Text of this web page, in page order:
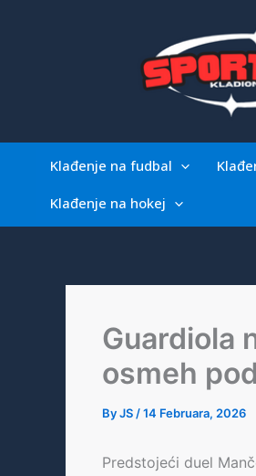
Klađenje na fudbal
Klađenje na hokej
Guardiola
osmeh
ByJS /14 Februara, 2026
Predstojeći duel